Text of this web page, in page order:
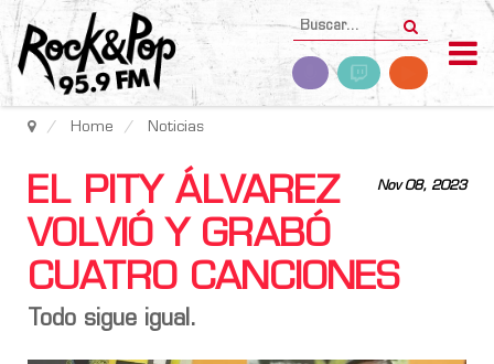
Home Noticias
Nov 08, 2023
EL PITY ÁLVAREZ
VOLVIÓ Y GRABÓ
CUATRO CANCIONES
Todo sigue igual.